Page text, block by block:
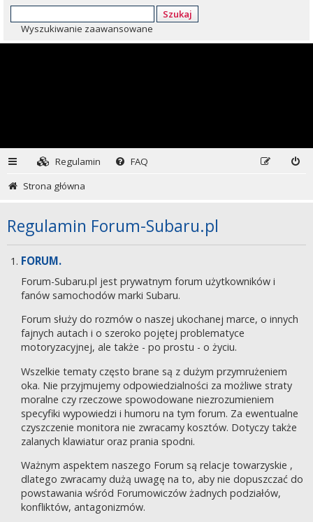
Szukaj
Wyszukiwanie zaawansowane
Regulamin
FAQ
Strona główna
Regulamin Forum-Subaru.pl
FORUM.
Forum-Subaru.pl jest prywatnym forum użytkowników i
fanów samochodów marki Subaru.
Forum służy do rozmów o naszej ukochanej marce, o innych
fajnych autach i o szeroko pojętej problematyce
motoryzacyjnej, ale także - po prostu - o życiu.
Wszelkie tematy często brane są z dużym przymrużeniem
oka. Nie przyjmujemy odpowiedzialności za możliwe straty
moralne czy rzeczowe spowodowane niezrozumieniem
specyfiki wypowiedzi i humoru na tym forum. Za ewentualne
czyszczenie monitora nie zwracamy kosztów. Dotyczy także
zalanych klawiatur oraz prania spodni.
Ważnym aspektem naszego Forum są relacje towarzyskie ,
dlatego zwracamy dużą uwagę na to, aby nie dopuszczać do
powstawania wśród Forumowiczów żadnych podziałów,
konfliktów, antagonizmów.